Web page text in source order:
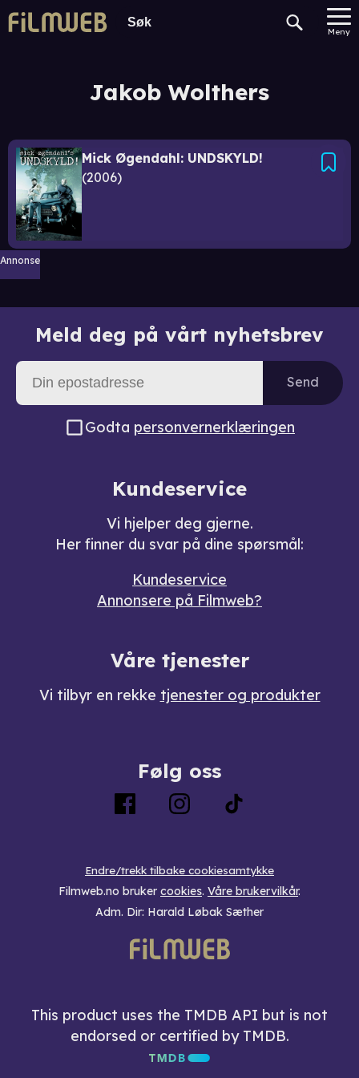
Meny
Jakob Wolthers
Mick Øgendahl: UNDSKYLD!
2006
Annonse
Meld deg på vårt nyhetsbrev
Send
Godta personvernerklæringen
Kundeservice
Vi hjelper deg gjerne.
Her finner du svar på dine spørsmål:
Kundeservice
Annonsere på Filmweb?
Våre tjenester
Vi tilbyr en rekke tjenester og produkter
Følg oss
Endre/trekk tilbake cookiesamtykke
Filmweb.no bruker cookies. Våre brukervilkår.
Adm. Dir: Harald Løbak Sæther
This product uses the TMDB API but is not
endorsed or certified by TMDB.